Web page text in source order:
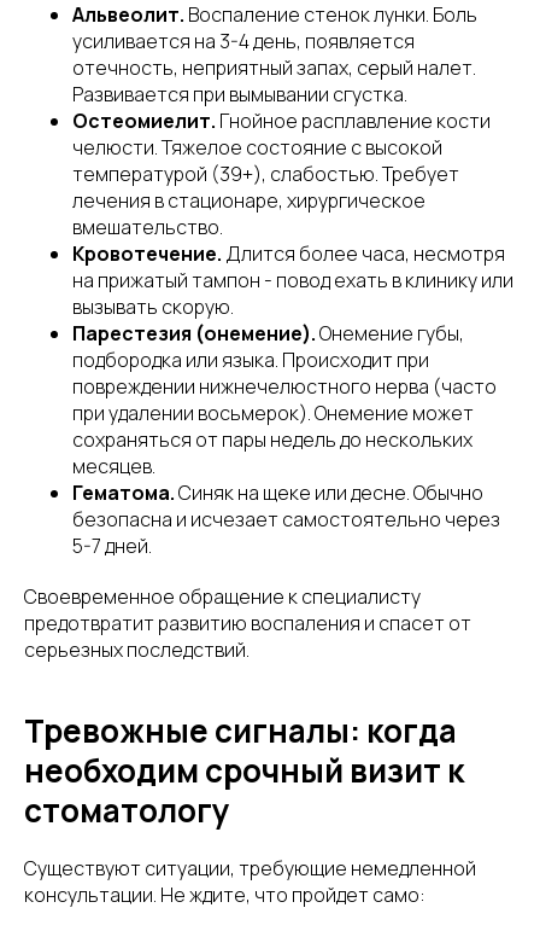
Альвеолит. Воспаление стенок лунки. Боль
усиливается на 3-4 день, появляется
отечность, неприятный запах, серый налет.
Развивается при вымывании сгустка.
Остеомиелит. Гнойное расплавление кости
челюсти. Тяжелое состояние с высокой
температурой (39+), слабостью. Требует
лечения в стационаре, хирургическое
вмешательство.
Кровотечение. Длится более часа, несмотря
на прижатый тампон - повод ехать в клинику или
вызывать скорую.
Парестезия (онемение).Онемение губы,
подбородка или языка. Происходит при
повреждении нижнечелюстного нерва (часто
при удалении восьмерок). Онемение может
сохраняться от пары недель до нескольких
месяцев.
Гематома.Синяк на щеке или десне. Обычно
безопасна и исчезает самостоятельно через
5-7 дней.
Своевременное обращение к специалисту
предотвратит развитию воспаления и спасет от
серьезных последствий.
Тревожные сигналы: когда
необходим срочный визит к
стоматологу
Существуют ситуации, требующие немедленной
консультации. Не ждите, что пройдет само: